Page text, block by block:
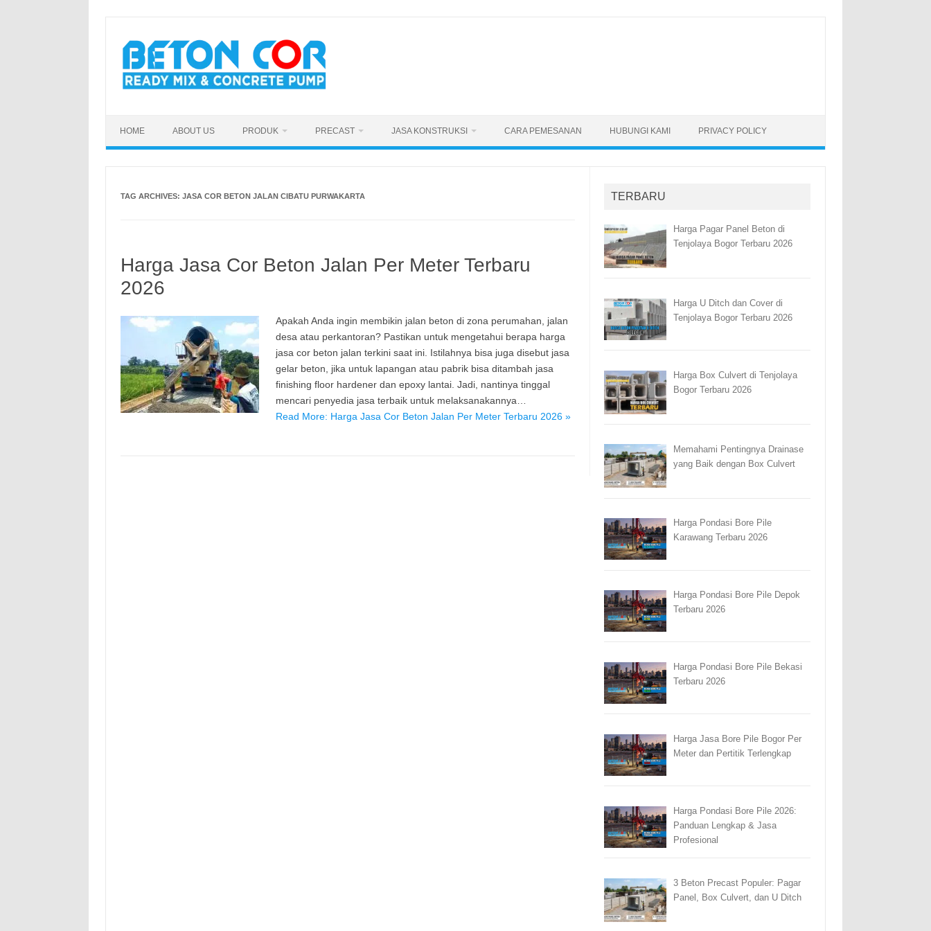
content
HOME ABOUT US PRODUK PRECAST JASA KONSTRUKSI CARA PEMESANAN HUBUNGI KAMI PRIVACY POLICY
TAG ARCHIVES: JASA COR BETON JALAN CIBATU PURWAKARTA
Harga Jasa Cor Beton Jalan Per Meter Terbaru
2026
Apakah Anda ingin membikin jalan beton di zona perumahan, jalan
desa atau perkantoran? Pastikan untuk mengetahui berapa harga
jasa cor beton jalan terkini saat ini. Istilahnya bisa juga disebut jasa
gelar beton, jika untuk lapangan atau pabrik bisa ditambah jasa
finishing floor hardener dan epoxy lantai. Jadi, nantinya tinggal
mencari penyedia jasa terbaik untuk melaksanakannya…
Read More: Harga Jasa Cor Beton Jalan Per Meter Terbaru 2026 »
TERBARU
Harga Pagar Panel Beton di
Tenjolaya Bogor Terbaru 2026
Harga U Ditch dan Cover di
Tenjolaya Bogor Terbaru 2026
Harga Box Culvert di Tenjolaya
Bogor Terbaru 2026
Memahami Pentingnya Drainase
yang Baik dengan Box Culvert
Harga Pondasi Bore Pile
Karawang Terbaru 2026
Harga Pondasi Bore Pile Depok
Terbaru 2026
Harga Pondasi Bore Pile Bekasi
Terbaru 2026
Harga Jasa Bore Pile Bogor Per
Meter dan Pertitik Terlengkap
Harga Pondasi Bore Pile 2026:
Panduan Lengkap & Jasa
Profesional
3 Beton Precast Populer: Pagar
Panel, Box Culvert, dan U Ditch